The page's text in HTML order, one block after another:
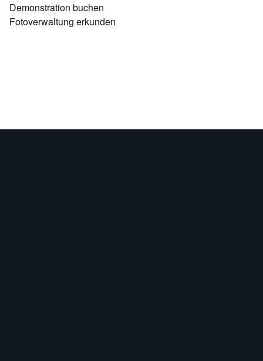
Demonstration buchen
Fotoverwaltung erkunden